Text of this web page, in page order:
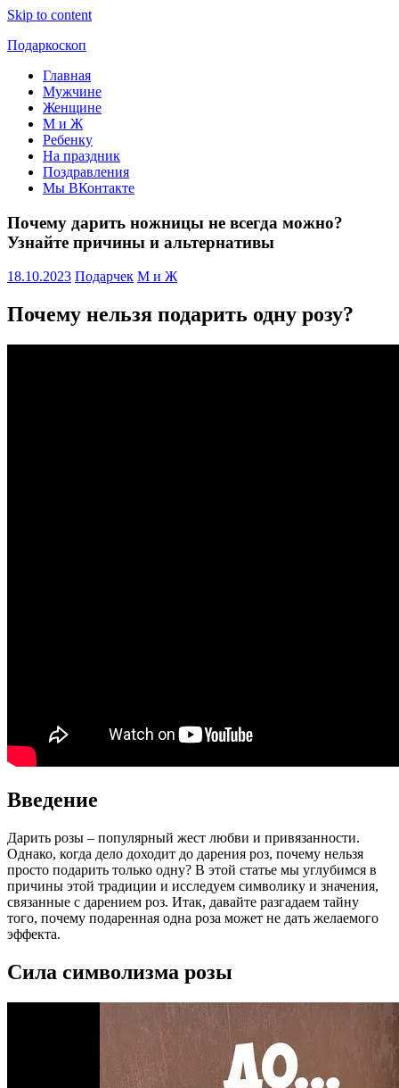
Skip to content
Подаркоскоп
Поможем
выбрать
подарить
Главная
Мужчине
Женщине
М и Ж
Ребенку
На праздник
Поздравления
Мы ВКонтакте
Почему дарить ножницы не всегда можно?
Узнайте причины и альтернативы
18.10.2023 Подарчек М и Ж
Почему нельзя подарить одну розу?
Введение
Дарить розы – популярный жест любви и привязанности.
Однако, когда дело доходит до дарения роз, почему нельзя
просто подарить только одну? В этой статье мы углубимся в
причины этой традиции и исследуем символику и значения,
связанные с дарением роз. Итак, давайте разгадаем тайну
того, почему подаренная одна роза может не дать желаемого
эффекта.
Сила символизма розы